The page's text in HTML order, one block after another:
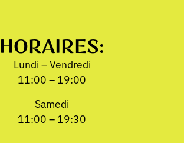
HORAIRES:
Lundi – Vendredi
11:00 – 19:00
Samedi
11:00 – 19:30